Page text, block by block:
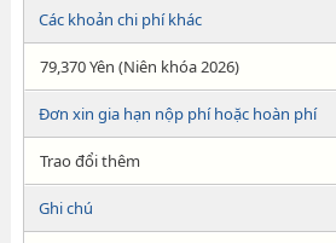
Các khoản chi phí khác
79,370 Yên (Niên khóa 2026)
Đơn xin gia hạn nộp phí hoặc hoàn phí
Trao đổi thêm
Ghi chú